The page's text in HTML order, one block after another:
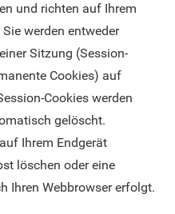
und richten auf Ihrem
werden entweder
Sitzung (Session-
Cookies) auf
Cookies werden
gelöscht.
Ihrem Endgerät
löschen oder eine
Ihren Webbrowser erfolgt.